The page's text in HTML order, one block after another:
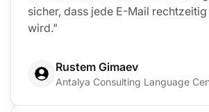
sicher, dass jede E-Mail
wird."
Rustem Gimaev
Antalya Consulting Language